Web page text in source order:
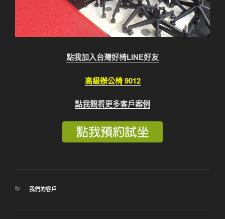
點我加入台灣好椅LINE好友
高級辦公椅 9012
點我觀看更多客戶案例
分
我們的客戶